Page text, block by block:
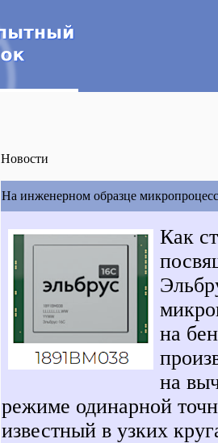
Новости
На инженерном образце
Как
на
на
режиме одинарной
известный в узких